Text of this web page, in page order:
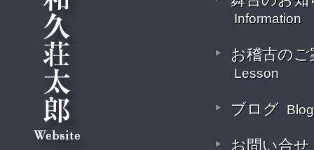
Information
お稽古のご
Lesson
ブログ Blog
お問い合せ